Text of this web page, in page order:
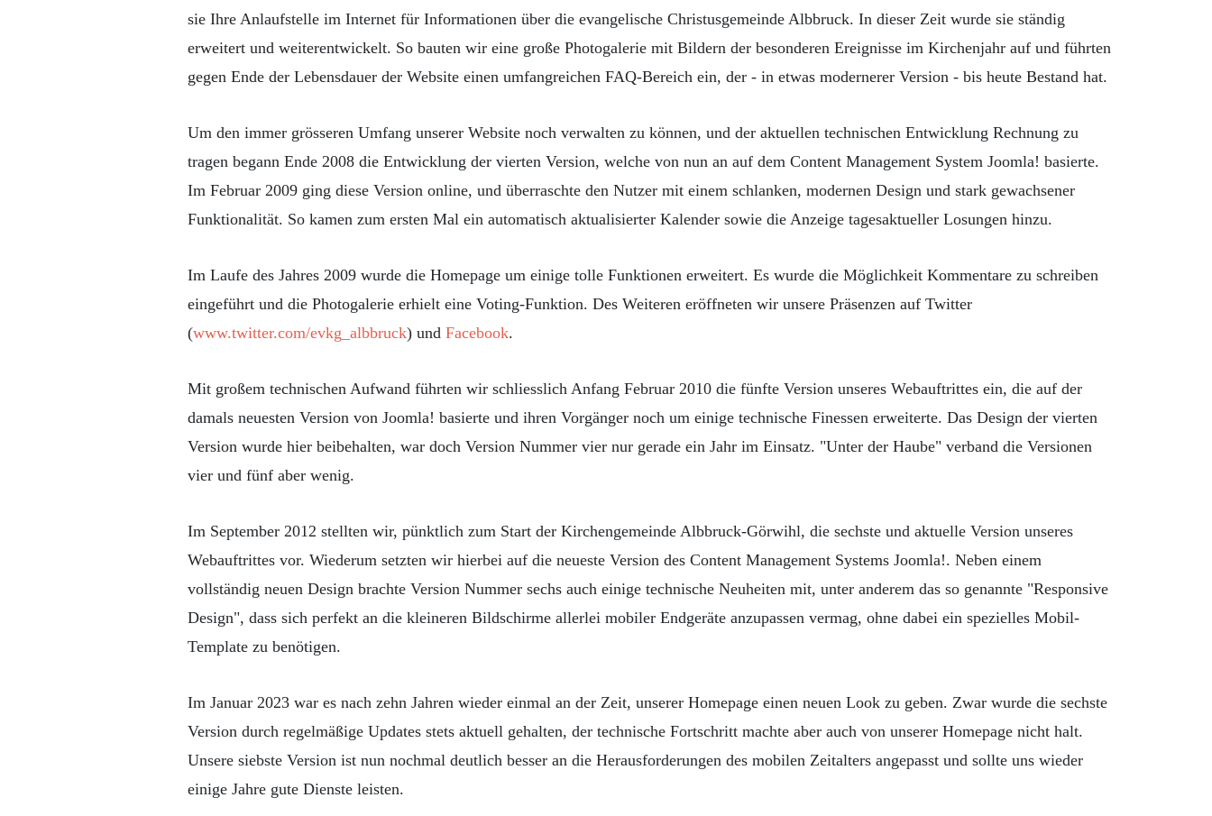
sie Ihre Anlaufstelle im Internet für Informationen über die evangelische Christusgemeinde Albbruck. In dieser Zeit wurde sie ständig
erweitert und weiterentwickelt. So bauten wir eine große Photogalerie mit Bildern der besonderen Ereignisse im Kirchenjahr auf und führten
gegen Ende der Lebensdauer der Website einen umfangreichen FAQ-Bereich ein, der - in etwas modernerer Version - bis heute Bestand hat.
Um den immer grösseren Umfang unserer Website noch verwalten zu können, und der aktuellen technischen Entwicklung Rechnung zu
tragen begann Ende 2008 die Entwicklung der vierten Version, welche von nun an auf dem Content Management System Joomla! basierte.
Im Februar 2009 ging diese Version online, und überraschte den Nutzer mit einem schlanken, modernen Design und stark gewachsener
Funktionalität. So kamen zum ersten Mal ein automatisch aktualisierter Kalender sowie die Anzeige tagesaktueller Losungen hinzu.
Im Laufe des Jahres 2009 wurde die Homepage um einige tolle Funktionen erweitert. Es wurde die Möglichkeit Kommentare zu schreiben
eingeführt und die Photogalerie erhielt eine Voting-Funktion. Des Weiteren eröffneten wir unsere Präsenzen auf Twitter
(www.twitter.com/evkg_albbruck) und Facebook.
Mit großem technischen Aufwand führten wir schliesslich Anfang Februar 2010 die fünfte Version unseres Webauftrittes ein, die auf der
damals neuesten Version von Joomla! basierte und ihren Vorgänger noch um einige technische Finessen erweiterte. Das Design der vierten
Version wurde hier beibehalten, war doch Version Nummer vier nur gerade ein Jahr im Einsatz. "Unter der Haube" verband die Versionen
vier und fünf aber wenig.
Im September 2012 stellten wir, pünktlich zum Start der Kirchengemeinde Albbruck-Görwihl, die sechste und aktuelle Version unseres
Webauftrittes vor. Wiederum setzten wir hierbei auf die neueste Version des Content Management Systems Joomla!. Neben einem
vollständig neuen Design brachte Version Nummer sechs auch einige technische Neuheiten mit, unter anderem das so genannte "Responsive
Design", dass sich perfekt an die kleineren Bildschirme allerlei mobiler Endgeräte anzupassen vermag, ohne dabei ein spezielles Mobil-
Template zu benötigen.
Im Januar 2023 war es nach zehn Jahren wieder einmal an der Zeit, unserer Homepage einen neuen Look zu geben. Zwar wurde die sechste
Version durch regelmäßige Updates stets aktuell gehalten, der technische Fortschritt machte aber auch von unserer Homepage nicht halt.
Unsere siebste Version ist nun nochmal deutlich besser an die Herausforderungen des mobilen Zeitalters angepasst und sollte uns wieder
einige Jahre gute Dienste leisten.